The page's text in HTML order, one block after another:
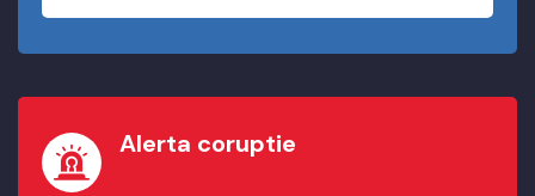
Alerta coruptie